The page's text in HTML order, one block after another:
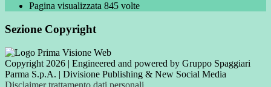
Pagina visualizzata 845 volte
Sezione Copyright
Copyright 2026 | Engineered and powered by Gruppo Spaggiari
Parma S.p.A. | Divisione Publishing & New Social Media
Disclaimer trattamento dati personali